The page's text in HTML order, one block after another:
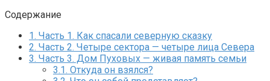
Содержание
1. Часть 1. Как спасали северную сказку
2. Часть 2. Четыре сектора — четыре лица Севера
3. Часть 3. Дом Пуховых — живая память семьи
3.1. Откуда он взялся?